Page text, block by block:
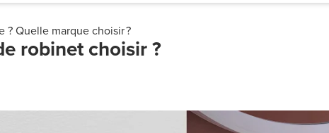
? Quelle marque choisir ?
robinet choisir ?